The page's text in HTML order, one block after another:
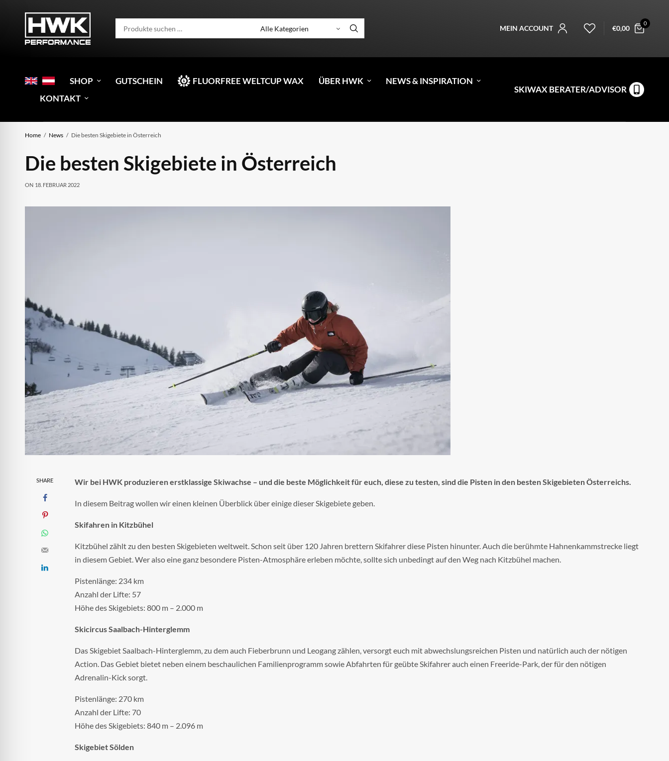
MEIN ACCOUNT €0,00
0
SHOP GUTSCHEIN FLUORFREE WELTCUP WAX ÜBER HWK
NEWS & INSPIRATION
KONTAKT
SKIWAX BERATER/ADVISOR
Home News Die besten Skigebiete in Österreich
Die besten Skigebiete in Österreich
ON 18. FEBRUAR 2022
SHARE Wir bei HWK produzieren erstklassige Skiwachse – und die beste Möglichkeit für euch, diese zu testen, sind die Pisten in den besten Skigebieten Österreichs.
In diesem Beitrag wollen wir einen kleinen Überblick über einige dieser Skigebiete geben.
Skifahren in Kitzbühel
Kitzbühel zählt zu den besten Skigebieten weltweit. Schon seit über 120 Jahren brettern Skifahrer diese Pisten hinunter. Auch die berühmte Hahnenkammstrecke liegt
in diesem Gebiet. Wer also eine ganz besondere Pisten-Atmosphäre erleben möchte, sollte sich unbedingt auf den Weg nach Kitzbühel machen.
Pistenlänge: 234 km
Anzahl der Lifte: 57
Höhe des Skigebiets: 800 m – 2.000 m
Skicircus Saalbach-Hinterglemm
Das Skigebiet Saalbach-Hinterglemm, zu dem auch Fieberbrunn und Leogang zählen, versorgt euch mit abwechslungsreichen Pisten und natürlich auch der nötigen
Action. Das Gebiet bietet neben einem beschaulichen Familienprogramm sowie Abfahrten für geübte Skifahrer auch einen Freeride-Park, der für den nötigen
Adrenalin-Kick sorgt.
Pistenlänge: 270 km
Anzahl der Lifte: 70
Höhe des Skigebiets: 840 m – 2.096 m
Skigebiet Sölden